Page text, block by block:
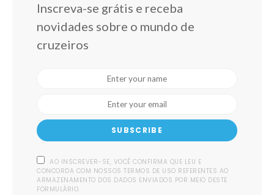
Inscreva-se grátis e receba
novidades sobre o mundo de
cruzeiros
SUBSCRIBE
AO INSCREVER-SE, VOCÊ CONFIRMA QUE LEU E
CONCORDA COM NOSSOS TERMOS DE USO REFERENTES AO
ARMAZENAMENTO DOS DADOS ENVIADOS POR MEIO DESTE
FORMULÁRIO.